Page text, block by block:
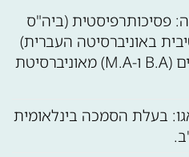
פסיכותרפיסטית (ביה"ס
באוניברסיטה העברית)
ובעלת תארים מתקדמים (B.A ו-M.A) מאוניברסיטת
בעלת הסמכה בינלאומית